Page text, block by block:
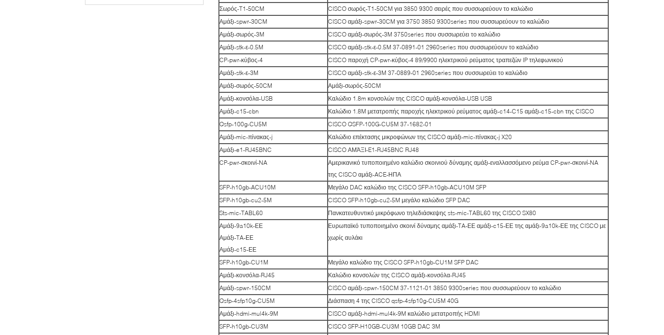
Σωρός-T1-50CM
CISCO σωρός-T1-50CM για 3850 9300 σειρές που συσσωρεύουν το καλώδιο
Αμάξι-spwr-30CM
CISCO αμάξι-spwr-30CM για 3750 3850 9300series που συσσωρεύουν το καλώδιο
Αμάξι-σωρός-3M
CISCO αμάξι-σωρός-3M 3750series που συσσωρεύει το καλώδιο
Αμάξι-stk-ε-0.5M
CISCO αμάξι-stk-ε-0.5M 37-0891-01 2960series που συσσωρεύουν το καλώδιο
CP-pwr-κύβος-4
CISCO παροχή CP-pwr-κύβος-4 89/9900 ηλεκτρικού ρεύματος τραπεζών IP τηλεφωνικού
Αμάξι-stk-ε-3M
CISCO αμάξι-stk-ε-3M 37-0889-01 2960series που συσσωρεύει το καλώδιο
Αμάξι-σωρός-50CM
Αμάξι-σωρός-50CM
Αμάξι-κονσόλα-USB
Καλώδιο 1.8m κονσολών της CISCO αμάξι-κονσόλα-USB USB
Αμάξι-c15-cbn
Καλώδιο 1.8M μετατροπής παροχής ηλεκτρικού ρεύματος αμάξι-c14-C15 αμάξι-c15-cbn της CISCO
Qsfp-100g-CU5M
CISCO QSFP-100G-CU5M 37-1682-01
Αμάξι-mic-πίνακας-j
Καλώδιο επέκτασης μικροφώνων της CISCO αμάξι-mic-πίνακας-j X20
Αμάξι-e1-RJ45BNC
CISCO ΑΜΆΞΙ-E1-RJ45BNC RJ48
CP-pwr-σκοινί-NA
Αμερικανικό τυποποιημένο καλώδιο σκοινιού δύναμης αμάξι-εναλλασσόμενο ρεύμα CP-pwr-σκοινί-NA
της CISCO αμάξι-ACE-ΗΠΑ
SFP-h10gb-ACU10M
Μεγάλο DAC καλώδιο της CISCO SFP-h10gb-ACU10M SFP
SFP-h10gb-cu2-5M
CISCO SFP-h10gb-cu2-5M μεγάλο καλώδιο SFP DAC
Sts-mic-TABL60
Πανκατευθυντικό μικρόφωνο τηλεδιάσκεψης sts-mic-TABL60 της CISCO SX80
Αμάξι-9a10k-ΕΕ
Αμάξι-TA-ΕΕ
Αμάξι-c15-ΕΕ
Ευρωπαϊκό τυποποιημένο σκοινί δύναμης αμάξι-TA-ΕΕ αμάξι-c15-ΕΕ της αμάξι-9a10k-ΕΕ της CISCO με
χωρίς αυλάκι
SFP-h10gb-CU1M
Μεγάλο καλώδιο της CISCO SFP-h10gb-CU1M SFP DAC
Αμάξι-κονσόλα-RJ45
Καλώδιο κονσολών της CISCO αμάξι-κονσόλα-RJ45
Αμάξι-spwr-150CM
CISCO αμάξι-spwr-150CM 37-1121-01 3850 9300series που συσσωρεύουν το καλώδιο
Qsfp-4sfp10g-CU5M
Διάσπαση 4 της CISCO qsfp-4sfp10g-CU5M 40G
Αμάξι-hdmi-mul4k-9M
CISCO αμάξι-hdmi-mul4k-9M καλώδιο μετατροπής HDMI
SFP-h10gb-CU3M
CISCO SFP-H10GB-CU3M 10GB DAC 3M